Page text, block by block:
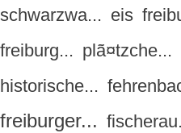
schwarzwa... eis
freiburg... plã¤tzche...
historische...
freiburger...